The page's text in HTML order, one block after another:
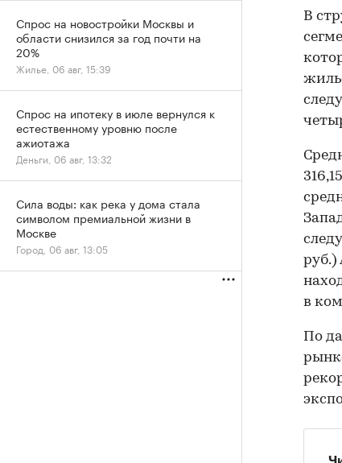
В
руб.)
в
По
Спрос на новостройки Москвы и
области снизился за год почти на
20%
Жилье, 06 авг, 15:39
Спрос на ипотеку в июле вернулся к
естественному уровню после
ажиотажа
Деньги, 06 авг, 13:32
Сила воды: как река у дома стала
символом премиальной жизни в
Москве
Город, 06 авг, 13:05